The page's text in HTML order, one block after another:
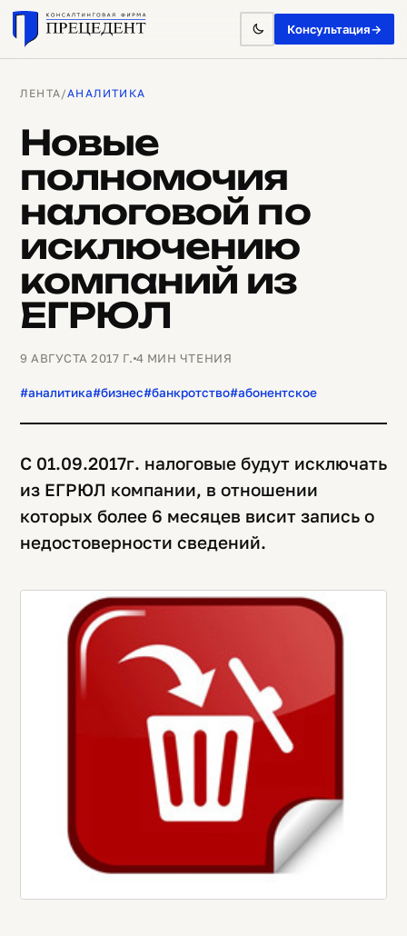
Консультация→
ЛЕНТА/АНАЛИТИКА
Новые
полномочия
налоговой по
исключению
компаний из
ЕГРЮЛ
9 АВГУСТА 2017 Г. 4 МИН ЧТЕНИЯ
#аналитика#бизнес#банкротство#абонентское
С 01.09.2017г. налоговые будут исключать
из ЕГРЮЛ компании, в отношении
которых более 6 месяцев висит запись о
недостоверности сведений.